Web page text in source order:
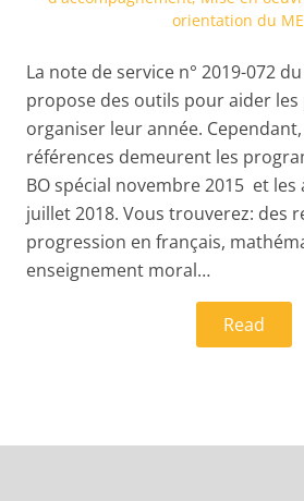
orientation du
La note de service n° 2019-072
propose des outils pour aider les
organiser leur année.
références demeurent les
BO spécial novembre 2015 et les
juillet 2018. Vous trouverez: des
progression en français,
enseignement moral…
Read